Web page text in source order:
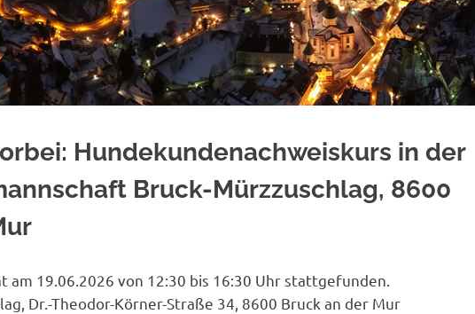
Hundekundenachweiskurs in der
Bruck-Mürzzuschlag, 8600
am 19.06.2026 von 12:30 bis 16:30 Uhr stattgefunden.
Dr.-Theodor-Körner-Straße 34, 8600 Bruck an der Mur